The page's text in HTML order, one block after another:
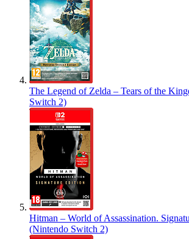
The Legend of Zelda – Tears of the
Switch 2)
Hitman – World of Assassination.
(Nintendo Switch 2)